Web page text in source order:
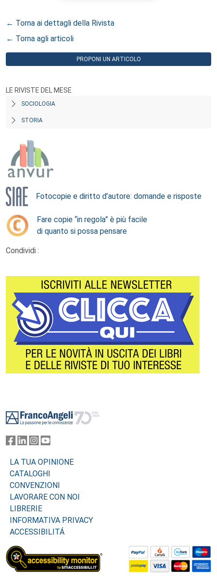
← Torna ai dettagli della Rivista
← Torna agli articoli
PROPONI UN ARTICOLO
LE RIVISTE DEL MESE
SOCIOLOGIA
STORIA
Fotocopie e diritto d’autore: domande e risposte
Fare copie “in regola” è più facile
di quanto si possa pensare
Condividi :
LA TUA OPINIONE
CATALOGHI
CONVENZIONI
LAVORARE CON NOI
LIBRERIE
INFORMATIVA PRIVACY
ACCESSIBILITÁ